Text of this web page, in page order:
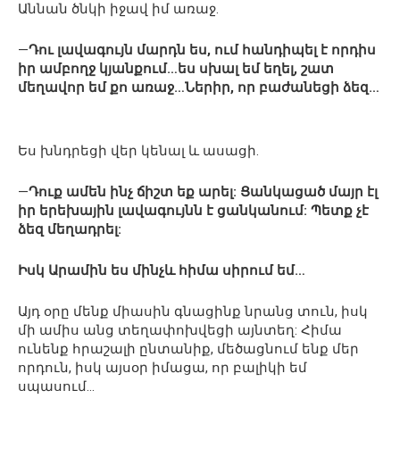
Աննան ծնկի իջավ իմ առաջ.
—Դու լավագույն մարդն ես, ում հանդիպել է որդիս
իր ամբողջ կյանքում…ես սխալ եմ եղել, շատ
մեղավոր եմ քո առաջ…Ներիր, որ բաժանեցի ձեզ…
Ես խնդրեցի վեր կենալ և ասացի.
—Դուք ամեն ինչ ճիշտ եք արել: Ցանկացած մայր էլ
իր երեխային լավագույնն է ցանկանում: Պետք չէ
ձեզ մեղադրել:
Իսկ Արամին ես մինչև հիմա սիրում եմ…
Այդ օրը մենք միասին գնացինք նրանց տուն, իսկ
մի ամիս անց տեղափոխվեցի այնտեղ: Հիմա
ունենք հրաշալի ընտանիք, մեծացնում ենք մեր
որդուն, իսկ այսօր իմացա, որ բալիկի եմ
սպասում…